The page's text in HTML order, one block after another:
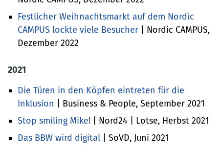
Festlicher Weihnachtsmarkt auf dem Nordic
CAMPUS lockte viele Besucher | Nordic CAMPUS,
Dezember 2022
2021
Die Türen in den Köpfen eintreten für die
Inklusion | Business & People, September 2021
Stop smiling Mike! | Nord24 | Lotse, Herbst 2021
Das BBW wird digital | SoVD, Juni 2021